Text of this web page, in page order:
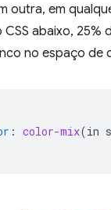
outra, em
abaixo, 25%
no espaço de
: color-mix(in